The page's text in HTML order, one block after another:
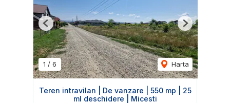
1 / 6 Harta
Previous Next
Teren intravilan | De vanzare | 550 mp | 25
ml deschidere | Micesti